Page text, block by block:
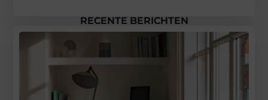
RECENTE BERICHTEN